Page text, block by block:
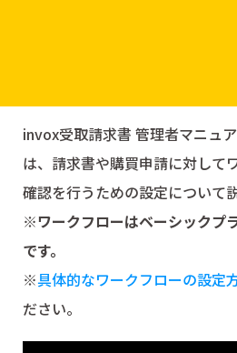
invox受取請求書 管理者マニュ
は、請求書や購買申請に対して
確認を行うための設定について
※ワークフローはベーシックプ
です。
※具体的なワークフローの設定
ださい。